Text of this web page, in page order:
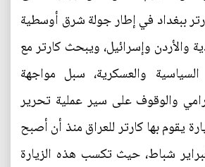
ببغداد في إطار جولة شرق أوسطية
والأردن وإسرائيل، ويبحث كارتر مع
السياسية والعسكرية، سبل مواجهة
والوقوف على سير عملية تحرير
يقوم بها كارتر للعراق منذ أن أصبح
شباط، حيث تكسب هذه الزيارة